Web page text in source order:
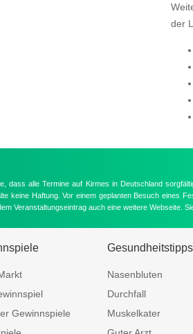
der
dass alle Termine auf Kirmes in Deutschland
keine Haftung. Vor einem geplanten Besuch eines
Veranstaltungseintrag auch eine weitere Webseite.
Gewinnspiele
Gesundheitstipps
Nasenbluten
Durchfall
Muskelkater